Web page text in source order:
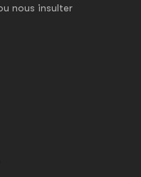
nous insulter